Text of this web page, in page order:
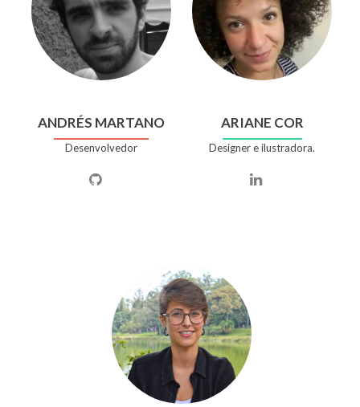
ANDRÉS MARTANO
Desenvolvedor
ARIANE COR
Designer e ilustradora.